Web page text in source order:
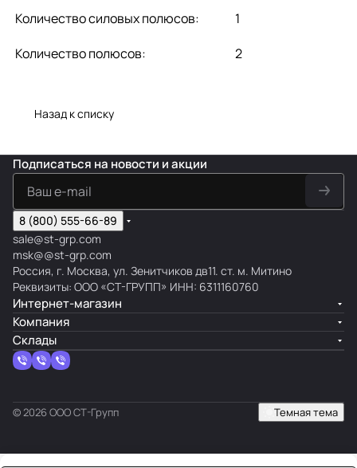
Количество силовых полюсов:
1
Количество полюсов:
2
Назад к списку
Подписаться на новости и акции
8 (800) 555-66-89
sale@st-grp.com
msk@@st-grp.com
Россия, г. Москва, ул. Зенитчиков дв11. ст. м. Митино
Реквизиты: ООО «СТ-ГРУПП» ИНН: 6311160760
Интернет-магазин
Компания
Склады
© 2026 ООО СТ-Групп Темная тема